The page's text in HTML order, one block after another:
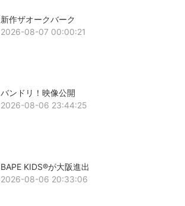
新作ザオークバーク
2026-08-07 00:00:21
バンドリ！映像公開
2026-08-06 23:44:25
BAPE KIDS®が大阪進出
2026-08-06 20:33:06